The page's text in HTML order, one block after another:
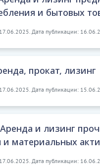
и бытовых
Дата публикации:
прокат, лизинг
Дата публикации:
и лизинг
и материальных
Дата публикации: